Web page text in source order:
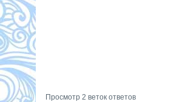
Просмотр 2 веток ответов